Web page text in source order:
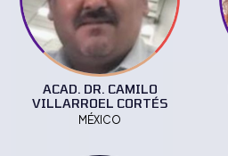
ACAD. DR. CAMILO
VILLARROEL CORTÉS
MÉXICO